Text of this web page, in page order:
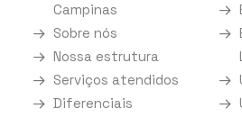
Campinas
Sobre nós
Nossa estrutura
Serviços atendidos
Diferenciais